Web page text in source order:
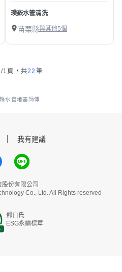
璞嶔水管清洗
苗栗縣與其他5個
1頁， 共22 筆
水管堵塞師傅
我有建議
份有限公司
Co., Ltd. All Rights reserved
鄧白氏
ESG永續標章